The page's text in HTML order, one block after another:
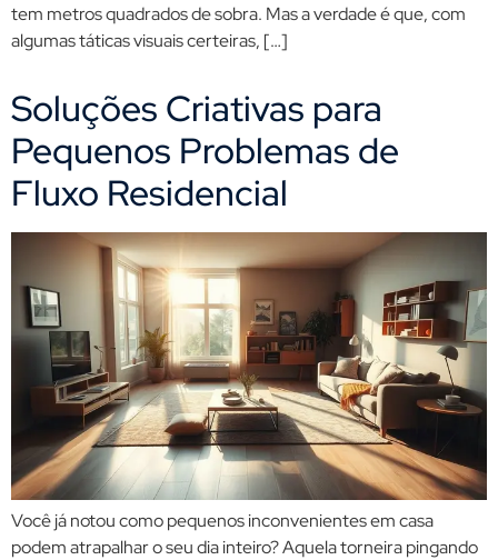
tem metros quadrados de sobra. Mas a verdade é que, com
algumas táticas visuais certeiras, […]
Soluções Criativas para
Pequenos Problemas de
Fluxo Residencial
Você já notou como pequenos inconvenientes em casa
podem atrapalhar o seu dia inteiro? Aquela torneira pingando